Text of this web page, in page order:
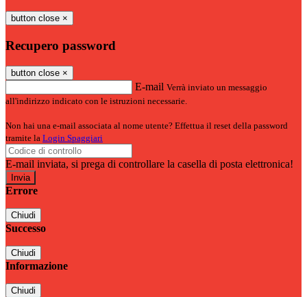
button close ×
Recupero password
button close ×
E-mail Verrà inviato un messaggio
all'indirizzo indicato con le istruzioni necessarie.
Non hai una e-mail associata al nome utente? Effettua il reset della password
tramite la Login Spaggiari
E-mail inviata, si prega di controllare la casella di posta elettronica!
Errore
Chiudi
Successo
Chiudi
Informazione
Chiudi